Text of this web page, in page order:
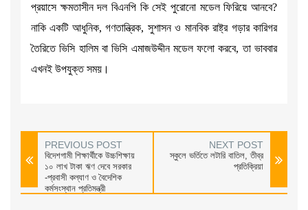
প্রয়াসে ক্ষমতাসীন দল বিএনপি কি সেই পুরোনো মডেল ফিরিয়ে আনবে?
নাকি একটি আধুনিক, গণতান্ত্রিক, সুশাসন ও মানবিক রাষ্ট্র গড়ার কারিগর
তৈরিতে ভিসি হালিম বা ভিসি এমাজউদ্দীন মডেল ফলো করবে, তা ভাববার
এখনই উপযুক্ত সময়।
PREVIOUS POST
বিদেশগামী শিক্ষার্থীকে উচ্চশিক্ষায়
১০ লাখ টাকা ঋণ দেবে সরকার
-প্রবাসী কল্যাণ ও বৈদেশিক
কর্মসংস্থান প্রতিমন্ত্রী
NEXT POST
স্কুলে ভর্তিতে লটারি বাতিল, তীব্র
প্রতিক্রিয়া